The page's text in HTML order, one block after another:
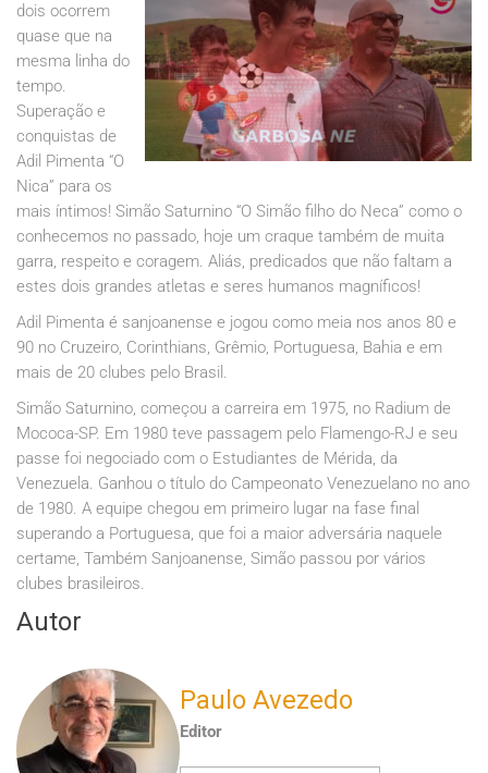
dois ocorrem
quase que na
mesma linha do
tempo.
Superação e
conquistas de
Adil Pimenta “O
Nica” para os
mais íntimos! Simão Saturnino “O Simão filho do Neca” como o
conhecemos no passado, hoje um craque também de muita
garra, respeito e coragem. Aliás, predicados que não faltam a
estes dois grandes atletas e seres humanos magníficos!
Adil Pimenta é sanjoanense e jogou como meia nos anos 80 e
90 no Cruzeiro, Corinthians, Grêmio, Portuguesa, Bahia e em
mais de 20 clubes pelo Brasil.
Simão Saturnino, começou a carreira em 1975, no Radium de
Mococa-SP. Em 1980 teve passagem pelo Flamengo-RJ e seu
passe foi negociado com o Estudiantes de Mérida, da
Venezuela. Ganhou o título do Campeonato Venezuelano no ano
de 1980. A equipe chegou em primeiro lugar na fase final
superando a Portuguesa, que foi a maior adversária naquele
certame, Também Sanjoanense, Simão passou por vários
clubes brasileiros.
Autor
Paulo Avezedo
Editor